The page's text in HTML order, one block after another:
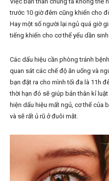
trước 10 giờ đêm cũng khiến cho
Hay một số người lại ngủ quá giờ
tiếng khiến cho cơ thể yếu dần
Các dấu hiệu cần phòng tránh
quan sát các chế độ ăn uống và
bạn đặt ra cho mình tối đa là 11h
thời hạn đó sẽ giúp bản thân kỉ
hiện dấu hiệu mất ngủ, cơ thể của
và sẽ rất ủ rũ ở đuôi mắt.